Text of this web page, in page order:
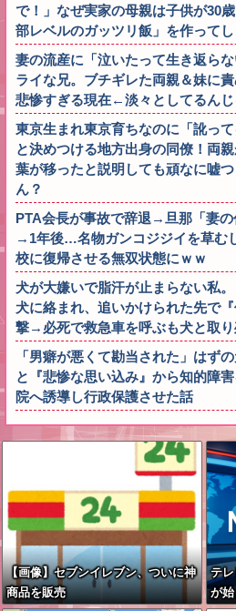
で！」なぜ実家の母親は子供が30
部レベルのガッツリ飯」を作って
妻の流産に「泣いたって生き返ら
ライな兄。ブチギレた両親＆妹に
悲惨すぎる現在←淡々としてるん
東京生まれ東京育ちなのに「訛っ
と決めつける地方出身の同僚！両
葉が移ったと説明しても頑なに嘘
ん？
PTA会長が事故で辞退→旦那「妻の
→1年後…名物ガンコジジイを草む
校に復帰させる無双状態にｗｗ
犬が大嫌いで脂汗が止まらない私
犬に絡まれ、追いかけられた先で
撃→必死で救急車を呼ぶも犬と取り
「男癖が悪くて勘当された」はず
と『悲惨な思い込み』から知的障
院へ誘導し行政保護させた話
【画像】セブンイレブン、ついに神
商品を販売
テ
が